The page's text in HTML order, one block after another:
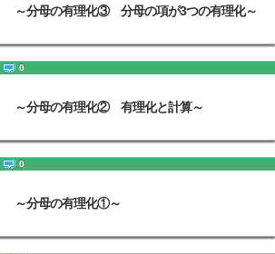
～分母の有理化③ 分母の項が3つの有理化～
0
～分母の有理化② 有理化と計算～
0
～分母の有理化①～